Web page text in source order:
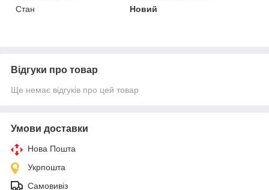
Стан
Новий
Відгуки про товар
Ще немає відгуків про цей товар
Умови доставки
Нова Пошта
Укрпошта
Самовивіз